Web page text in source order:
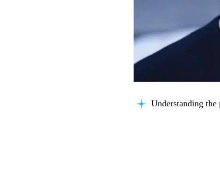
Understanding the